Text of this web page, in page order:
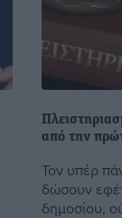
από την
Τον υπέρ
δώσουν
δημοσίου,